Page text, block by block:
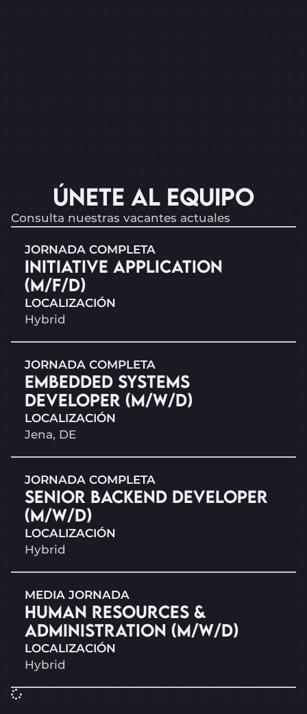
ÚNETE AL EQUIPO
Consulta nuestras vacantes actuales
JORNADA COMPLETA
INITIATIVE APPLICATION
(M/F/D)
LOCALIZACIÓN
Hybrid
JORNADA COMPLETA
EMBEDDED SYSTEMS
DEVELOPER (M/W/D)
LOCALIZACIÓN
Jena, DE
JORNADA COMPLETA
SENIOR BACKEND DEVELOPER
(M/W/D)
LOCALIZACIÓN
Hybrid
MEDIA JORNADA
HUMAN RESOURCES &
ADMINISTRATION (M/W/D)
LOCALIZACIÓN
Hybrid